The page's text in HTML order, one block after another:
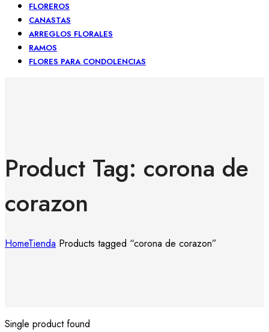
FLOREROS
CANASTAS
ARREGLOS FLORALES
RAMOS
FLORES PARA CONDOLENCIAS
Product Tag: corona de
corazon
HomeTienda Products tagged “corona de corazon”
Single product found